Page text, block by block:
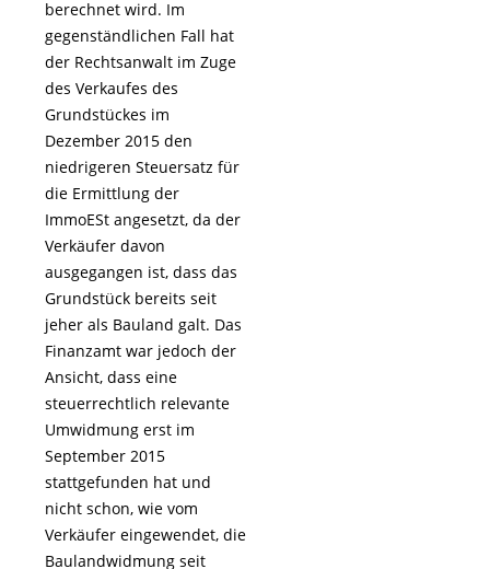
berechnet wird. Im
gegenständlichen Fall hat
der Rechtsanwalt im Zuge
des Verkaufes des
Grundstückes im
Dezember 2015 den
niedrigeren Steuersatz für
die Ermittlung der
ImmoESt angesetzt, da der
Verkäufer davon
ausgegangen ist, dass das
Grundstück bereits seit
jeher als Bauland galt. Das
Finanzamt war jedoch der
Ansicht, dass eine
steuerrechtlich relevante
Umwidmung erst im
September 2015
stattgefunden hat und
nicht schon, wie vom
Verkäufer eingewendet, die
Baulandwidmung seit